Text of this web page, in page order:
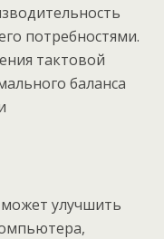
потребностями.
тактовой
баланса
улучшить